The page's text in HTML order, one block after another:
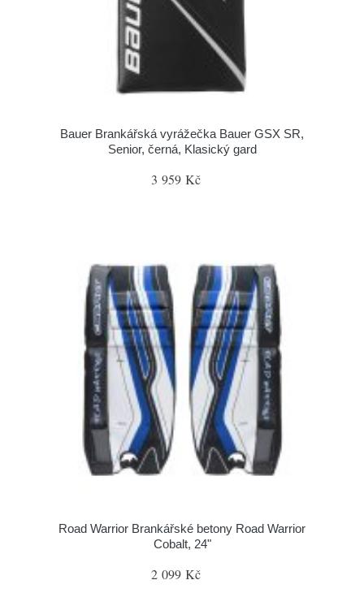
Bauer Brankářská vyrážečka Bauer GSX SR,
Senior, černá, Klasický gard
3 959 Kč
Road Warrior Brankářské betony Road Warrior
Cobalt, 24"
2 099 Kč